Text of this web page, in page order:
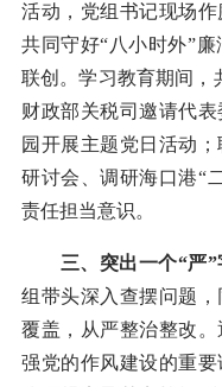
活动，党组书记现场
共同守好“八小时外”
联创。学习教育期间，
财政部关税司邀请代
园开展主题党日活动
研讨会、调研海口港“
责任担当意识。
三、突出一个“严”
组带头深入查摆问题
覆盖，从严整治整改
强党的作风建设的重